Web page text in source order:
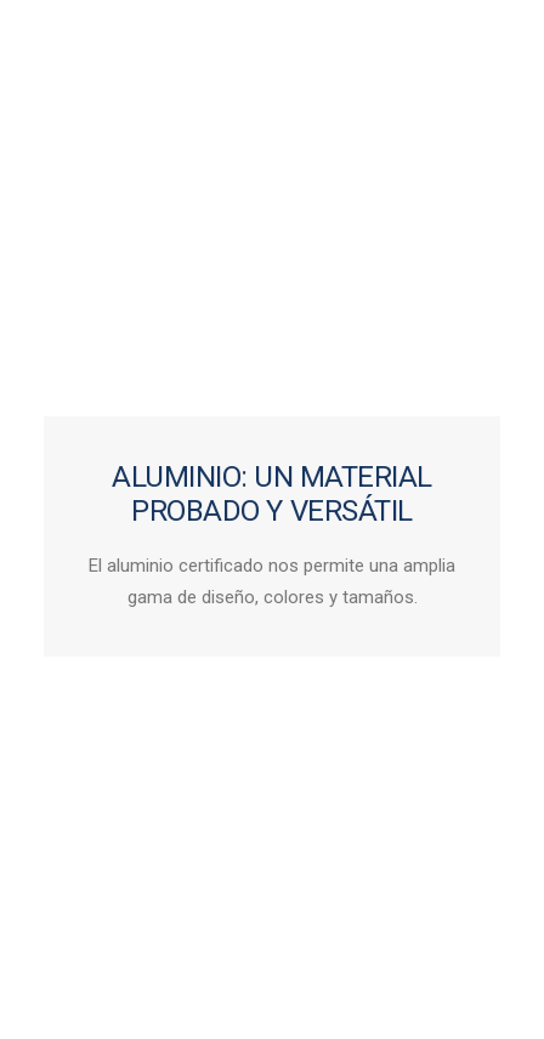
ALUMINIO: UN MATERIAL
PROBADO Y VERSÁTIL
El aluminio certificado nos permite una amplia
gama de diseño, colores y tamaños.